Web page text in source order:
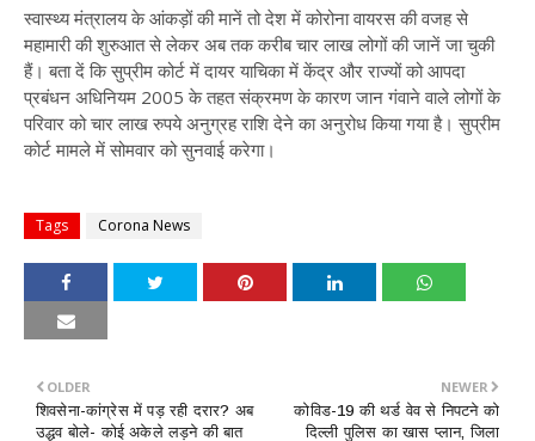
स्वास्थ्य मंत्रालय के आंकड़ों की मानें तो देश में कोरोना वायरस की वजह से
महामारी की शुरुआत से लेकर अब तक करीब चार लाख लोगों की जानें जा चुकी
हैं। बता दें कि सुप्रीम कोर्ट में दायर याचिका में केंद्र और राज्यों को आपदा
प्रबंधन अधिनियम 2005 के तहत संक्रमण के कारण जान गंवाने वाले लोगों के
परिवार को चार लाख रुपये अनुग्रह राशि देने का अनुरोध किया गया है। सुप्रीम
कोर्ट मामले में सोमवार को सुनवाई करेगा।
Tags Corona News
NEWER
कोविड-19 की थर्ड वेव से निपटने को
दिल्ली पुलिस का खास प्लान, जिला
OLDER
शिवसेना-कांग्रेस में पड़ रही दरार? अब
उद्धव बोले- कोई अकेले लड़ने की बात